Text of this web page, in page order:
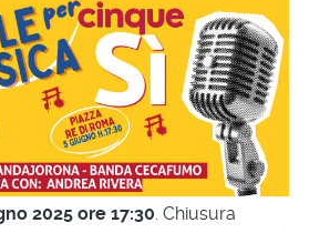
2025 ore 17:30 . Chiusura